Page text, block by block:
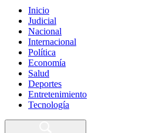
Inicio
Judicial
Nacional
Internacional
Política
Economía
Salud
Deportes
Entretenimiento
Tecnología